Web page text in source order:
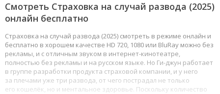
Смотреть Страховка на случай развода (2025)
онлайн бесплатно
Страховка на случай развода (2025) смотреть в режиме онлайн и
бесплатно в хорошем качестве HD 720, 1080 или BluRay можно без
рекламы, и с отличным звуком в интернет-кинотеатре,
полностью без рекламы и на русском языке. Но Ги-джун работает
в группе разработки продукта страховой компании, и у него
за плечами уже три развода, от чего пострадал не только
его кошелёк, но и ментальное здоровье. Поскольку количество